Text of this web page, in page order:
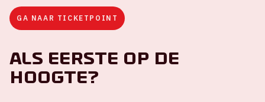
GA NAAR TICKETPOINT
Als eerste op de
hoogte?